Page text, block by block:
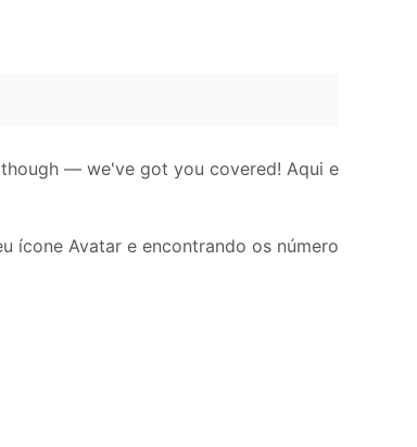
— we've got you covered! Aqui e
ícone Avatar e encontrando os número